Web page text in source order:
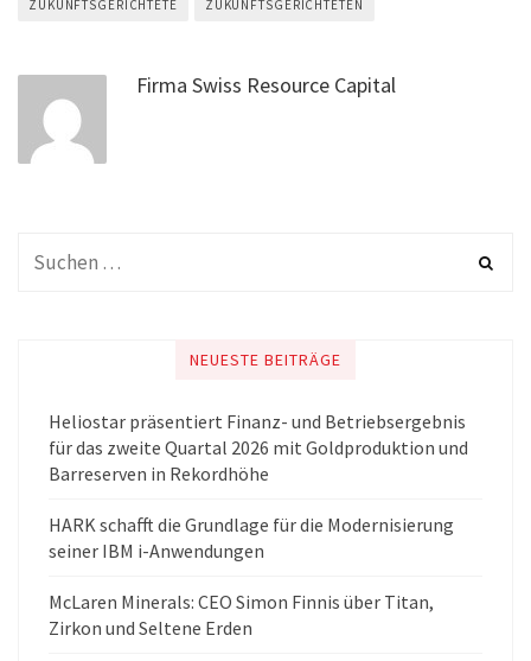
ZUKUNFTSGERICHTETE ZUKUNFTSGERICHTETEN
Firma Swiss Resource Capital
NEUESTE BEITRÄGE
Heliostar präsentiert Finanz- und Betriebsergebnis
für das zweite Quartal 2026 mit Goldproduktion und
Barreserven in Rekordhöhe
HARK schafft die Grundlage für die Modernisierung
seiner IBM i-Anwendungen
McLaren Minerals: CEO Simon Finnis über Titan,
Zirkon und Seltene Erden